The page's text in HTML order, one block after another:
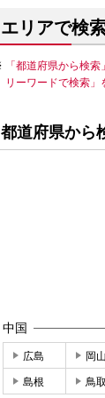
エリアで検
「都道府県から検
リーワードで検索」
都道府県から
中国
広島 岡山
島根 鳥取